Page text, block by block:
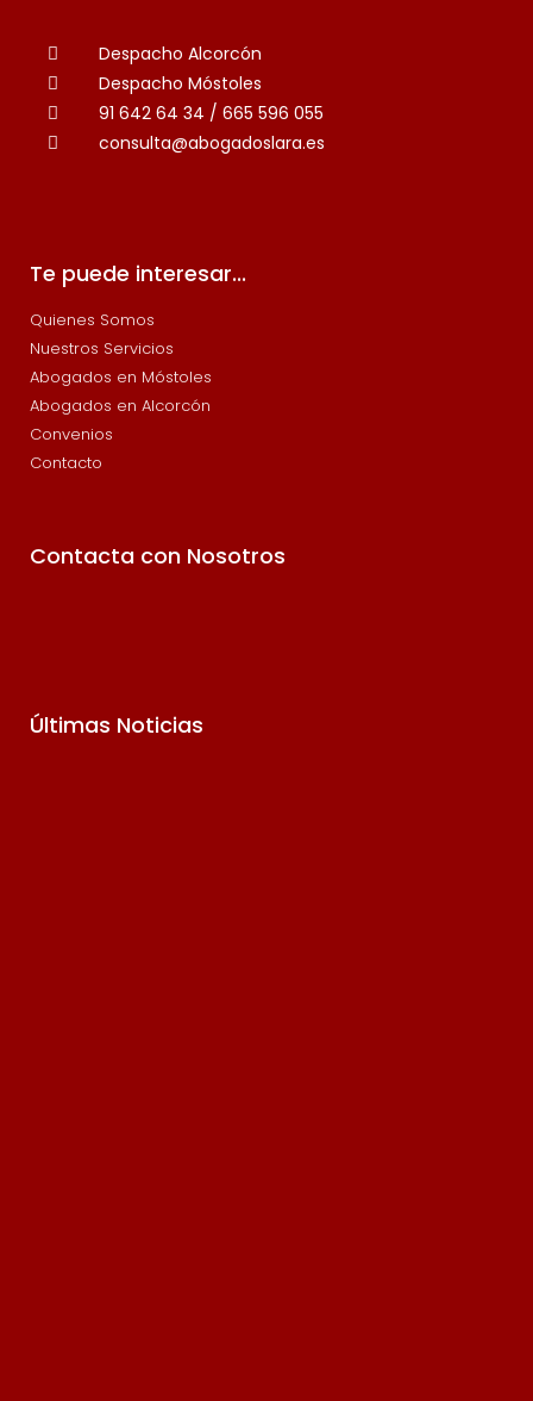
Despacho Alcorcón
Despacho Móstoles
91 642 64 34 / 665 596 055
consulta@abogadoslara.es
Te puede interesar...
Quienes Somos
Nuestros Servicios
Abogados en Móstoles
Abogados en Alcorcón
Convenios
Contacto
Contacta con Nosotros
Últimas Noticias